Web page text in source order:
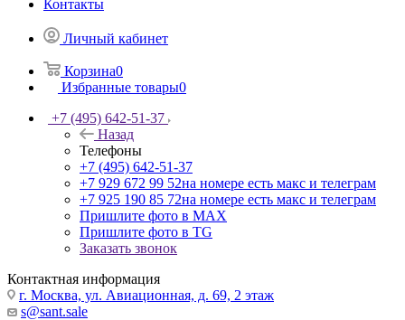
Контакты
Личный кабинет
Корзина0
Избранные товары0
+7 (495) 642-51-37
Назад
Телефоны
+7 (495) 642-51-37
+7 929 672 99 52на номере есть макс и телеграм
+7 925 190 85 72на номере есть макс и телеграм
Пришлите фото в MAX
Пришлите фото в TG
Заказать звонок
Контактная информация
г. Москва, ул. Авиационная, д. 69, 2 этаж
s@sant.sale